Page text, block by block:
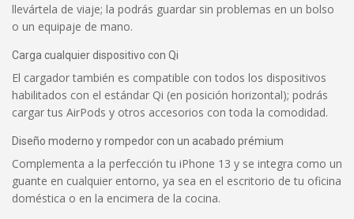
llevártela de viaje; la podrás guardar sin problemas en un bolso
o un equipaje de mano.
Carga cualquier dispositivo con Qi
El cargador también es compatible con todos los dispositivos
habilitados con el estándar Qi (en posición horizontal); podrás
cargar tus AirPods y otros accesorios con toda la comodidad.
Diseño moderno y rompedor con un acabado prémium
Complementa a la perfección tu iPhone 13 y se integra como un
guante en cualquier entorno, ya sea en el escritorio de tu oficina
doméstica o en la encimera de la cocina.